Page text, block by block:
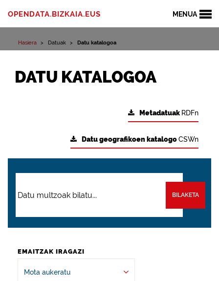
MENUA
OPENDATA.BIZKAIA.EUS
Hasiera Datuak Datu katalogoa
DATU KATALOGOA
Metadatuak RDFn
Datu geografikoen katalogoCSWn
BILAKETA
EMAITZAK IRAGAZI
Mota aukeratu